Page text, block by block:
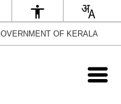
OF KERALA